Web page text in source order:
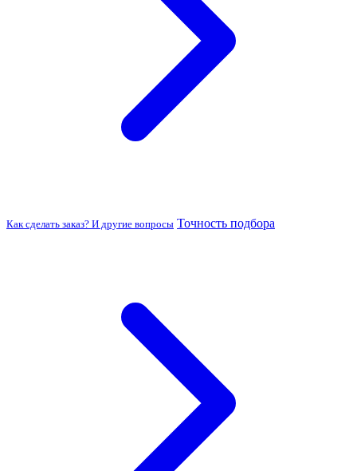
Как сделать заказ? И другие вопросы Точность подбора